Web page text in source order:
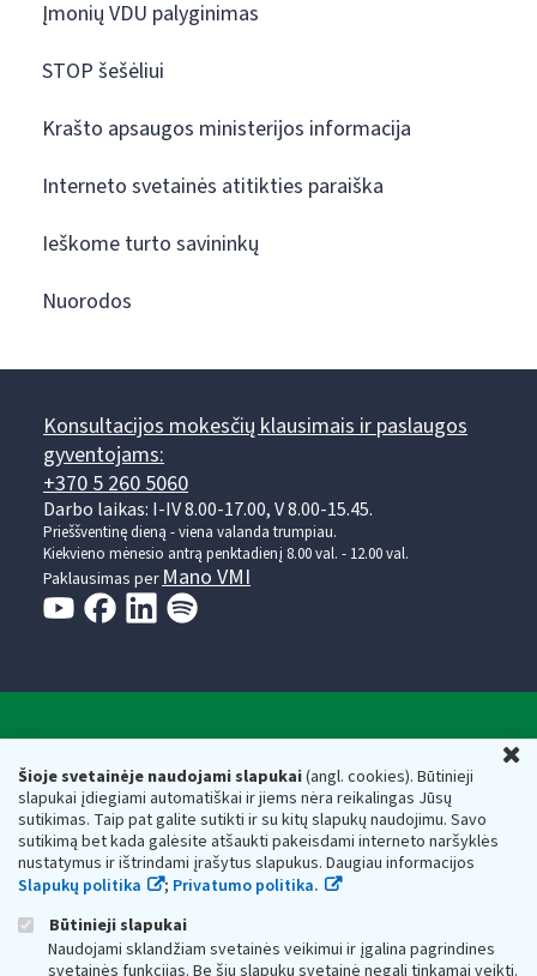
Šioje svetainėje naudojami slapukai(angl. cookies). Būtinieji
slapukai įdiegiami automatiškai ir jiems nėra reikalingas Jūsų
sutikimas. Taip pat galite sutikti ir su kitų slapukų naudojimu. Savo
sutikimą bet kada galėsite atšaukti pakeisdami interneto naršyklės
nustatymus ir ištrindami įrašytus slapukus. Daugiau informacijos
Slapukų politika
; Privatumo politika.
Būtinieji slapukai
Naudojami sklandžiam svetainės veikimui ir įgalina pagrindines
svetainės funkcijas. Be šių slapukų svetainė negali tinkamai veikti.
Įmonių VDU palyginimas
STOP šešėliui
Krašto apsaugos ministerijos informacija
Interneto svetainės atitikties paraiška
Ieškome turto savininkų
Nuorodos
Konsultacijos mokesčių klausimais ir paslaugos
gyventojams:
+370 5 260 5060
Darbo laikas: I-IV 8.00-17.00, V 8.00-15.45.
Prieššventinę dieną - viena valanda trumpiau.
Kiekvieno mėnesio antrą penktadienį 8.00 val. - 12.00 val.
Paklausimas per Mano VMI
Respublikos finansų ministerijos
Biudžetinė įstaiga. Juridinio asmens kodas — 188659752,
adresas: Vasario 16-osios g. 14, 01107 Vilnius, Lietuva, el.paštas:
vmi@vmi.lt, E. pristatymo dėžutės adresas 188659752
Duomenys apie Valstybinę mokesčių inspekciją prie Lietuvos
Respublikos finansų ministerijos kaupiami ir saugomi Juridinių